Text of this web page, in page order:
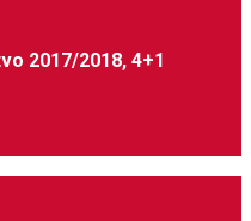
2017/2018, 4+1